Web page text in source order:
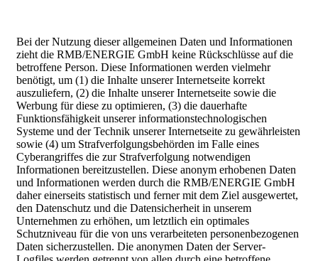
Bei der Nutzung dieser allgemeinen Daten und Informationen
zieht die RMB/ENERGIE GmbH keine Rückschlüsse auf die
betroffene Person. Diese Informationen werden vielmehr
benötigt, um (1) die Inhalte unserer Internetseite korrekt
auszuliefern, (2) die Inhalte unserer Internetseite sowie die
Werbung für diese zu optimieren, (3) die dauerhafte
Funktionsfähigkeit unserer informationstechnologischen
Systeme und der Technik unserer Internetseite zu gewährleisten
sowie (4) um Strafverfolgungsbehörden im Falle eines
Cyberangriffes die zur Strafverfolgung notwendigen
Informationen bereitzustellen. Diese anonym erhobenen Daten
und Informationen werden durch die RMB/ENERGIE GmbH
daher einerseits statistisch und ferner mit dem Ziel ausgewertet,
den Datenschutz und die Datensicherheit in unserem
Unternehmen zu erhöhen, um letztlich ein optimales
Schutzniveau für die von uns verarbeiteten personenbezogenen
Daten sicherzustellen. Die anonymen Daten der Server-